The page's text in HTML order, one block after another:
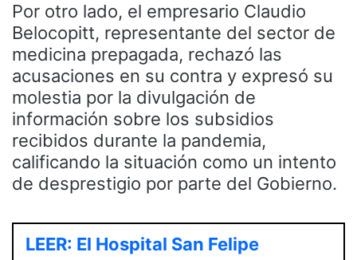
Por otro lado, el empresario Claudio
Belocopitt, representante del sector de
medicina prepagada, rechazó las
acusaciones en su contra y expresó su
molestia por la divulgación de
información sobre los subsidios
recibidos durante la pandemia,
calificando la situación como un intento
de desprestigio por parte del Gobierno.
LEER: El Hospital San Felipe